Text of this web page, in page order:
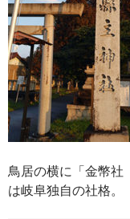
鳥居の横に「金幣
は岐阜独自の社格。